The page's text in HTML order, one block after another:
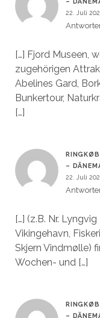
22. Juli
[…] Fjord Museen,
zugehörigen
Abelines Gard,
Bunkertour,
[…]
–
22. Juli
[…] (z.B. Nr.
Vikingehavn,
Skjern Vindmølle)
Wochen- und […]
–